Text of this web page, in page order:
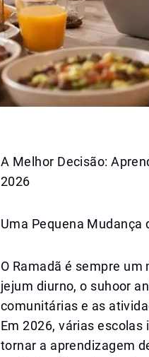
A Melhor Decisão:
2026
Uma Pequena Mudança
O Ramadã é sempre
jejum diurno, o suhoor
comunitárias e as
Em 2026, várias
tornar a aprendizagem